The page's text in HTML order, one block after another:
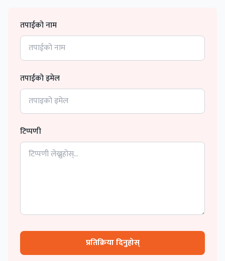
तपाईको नाम
तपाईको इमेल
टिप्पणी
प्रतिक्रिया दिनुहोस्